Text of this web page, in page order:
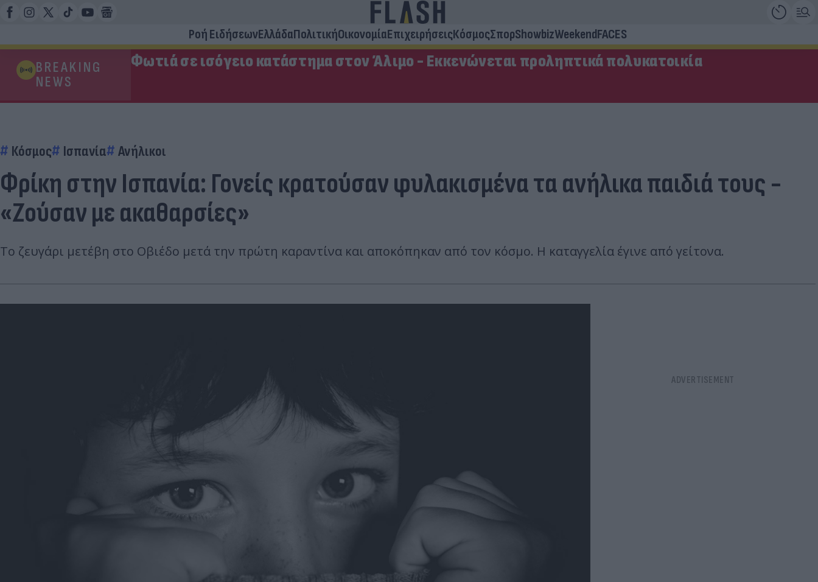
Ροή ΕιδήσεωνΕλλάδαΠολιτικήΟικονομίαΕπιχειρήσειςΚόσμοςΣπορShowbizWeekendFACES
BREAKING
NEWS
Φωτιά σε ισόγειο κατάστημα στον Άλιμο - Εκκενώνεται προληπτικά πολυκατοικία
Κόσμος Ισπανία Ανήλικοι
Φρίκη στην Ισπανία: Γονείς κρατούσαν φυλακισμένα τα ανήλικα παιδιά τους -
«Ζούσαν με ακαθαρσίες»
Το ζευγάρι μετέβη στο Οβιέδο μετά την πρώτη καραντίνα και αποκόπηκαν από τον κόσμο. Η καταγγελία έγινε από γείτονα.